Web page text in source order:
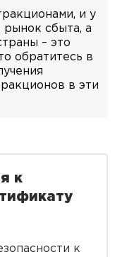
и у
рынок сбыта, а
– это
обратитесь в
в эти
к
к